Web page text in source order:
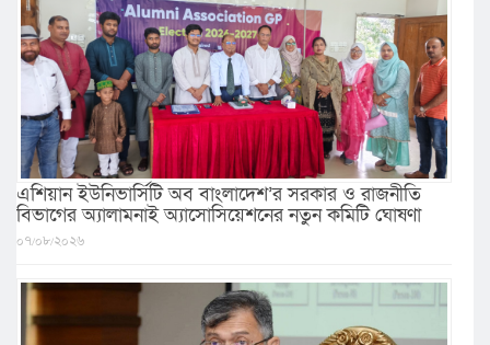
এশিয়ান ইউনিভার্সিটি অব বাংলাদেশ’র সরকার ও রাজনীতি
বিভাগের অ্যালামনাই অ্যাসোসিয়েশনের নতুন কমিটি ঘোষণা
০৭/০৮/২০২৬